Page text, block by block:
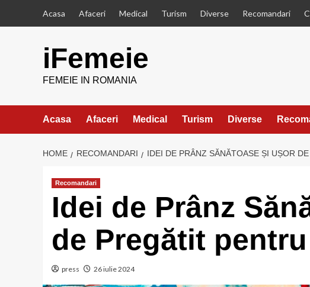
Acasa Afaceri Medical Turism Diverse Recomandari
iFemeie
FEMEIE IN ROMANIA
Acasa Afaceri Medical Turism Diverse
HOME RECOMANDARI IDEI DE PRÂNZ SĂNĂTOASE ȘI UȘOR
Recomandari
Idei de Prânz
de Pregătit
press 26 iulie 2024